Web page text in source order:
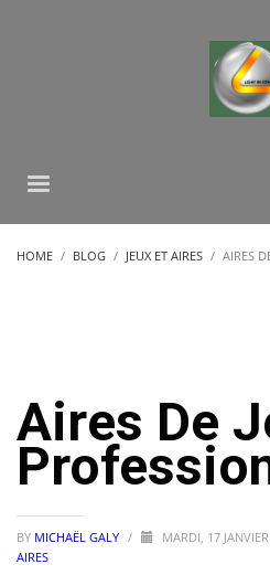
HOME BLOG JEUX ET AIRES AIRES
Aires De
BY MICHAËL GALY / MARDI, 17
AIRES